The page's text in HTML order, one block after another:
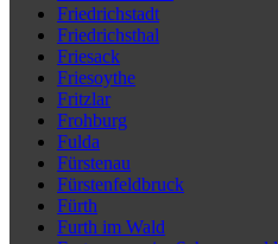
Friedrichstadt
Friedrichsthal
Friesack
Friesoythe
Fritzlar
Frohburg
Fulda
Fürstenau
Fürstenfeldbruck
Fürth
Furth im Wald